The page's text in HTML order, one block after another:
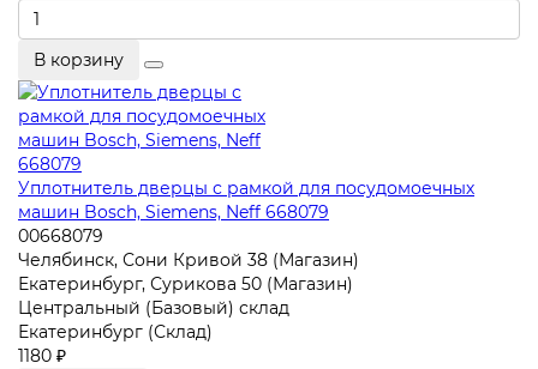
В корзину
Уплотнитель дверцы с рамкой для посудомоечных
машин Bosch, Siemens, Neff 668079
00668079
Челябинск, Сони Кривой 38 (Магазин)
Екатеринбург, Сурикова 50 (Магазин)
Центральный (Базовый) склад
Екатеринбург (Склад)
1180 ₽